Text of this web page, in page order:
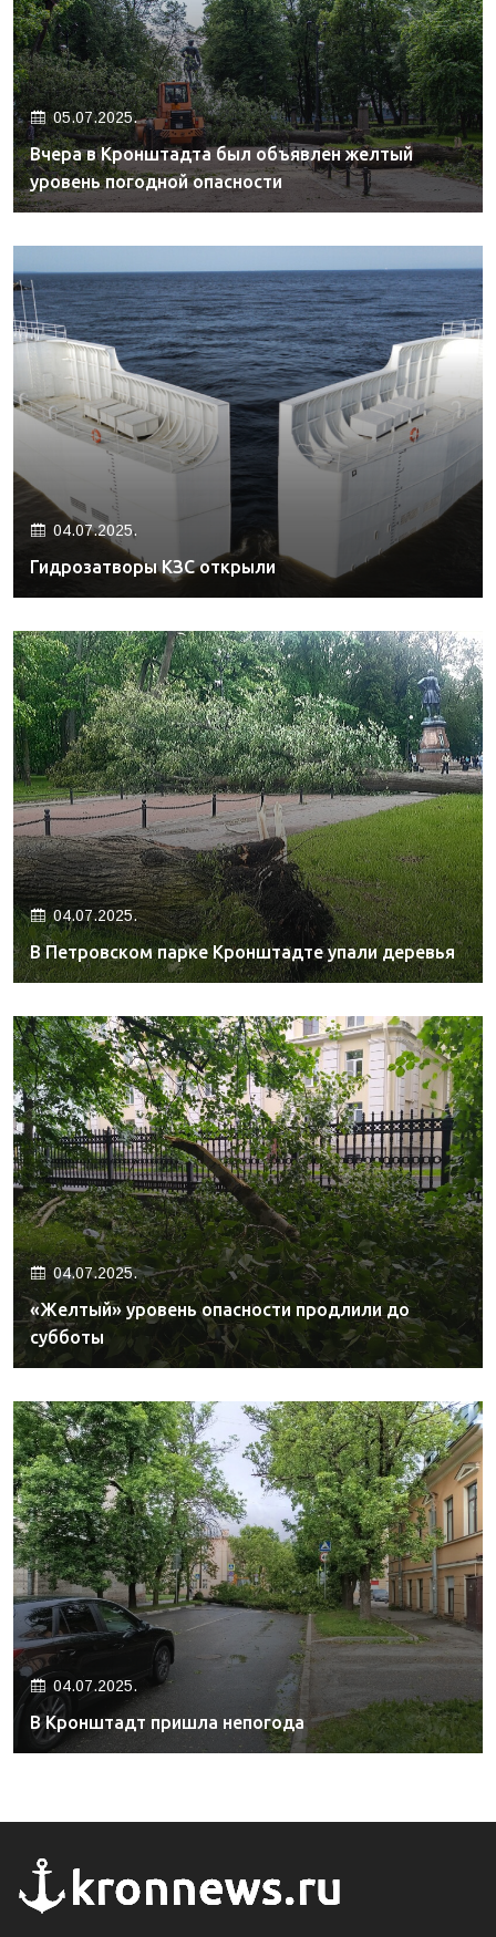
05.07.2025.
Вчера в Кронштадта был объявлен желтый
уровень погодной опасности
04.07.2025.
Гидрозатворы КЗС открыли
04.07.2025.
В Петровском парке Кронштадте упали деревья
04.07.2025.
«Желтый» уровень опасности продлили до
субботы
04.07.2025.
В Кронштадт пришла непогода